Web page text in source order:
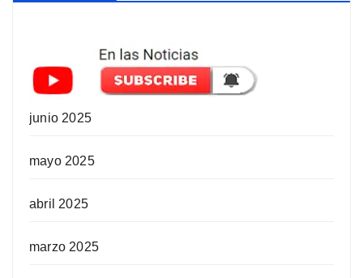
junio 2025
mayo 2025
abril 2025
marzo 2025